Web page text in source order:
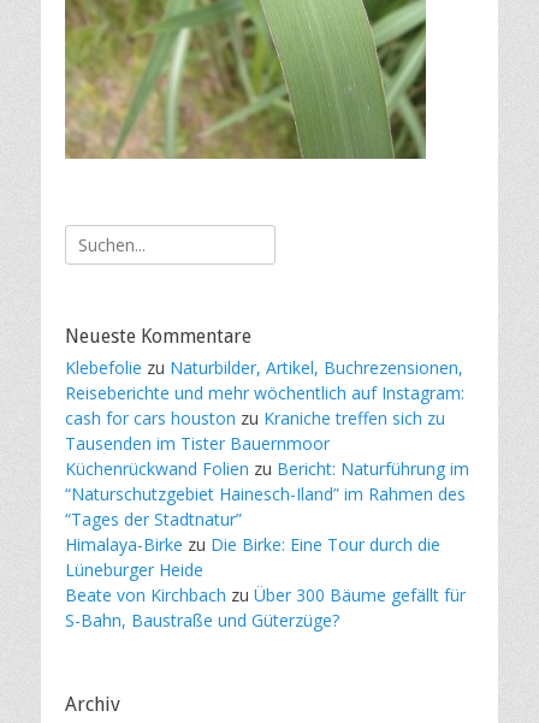
Suche
nach:
Neueste Kommentare
Klebefolie zu Naturbilder, Artikel, Buchrezensionen,
Reiseberichte und mehr wöchentlich auf Instagram:
cash for cars houston zu Kraniche treffen sich zu
Tausenden im Tister Bauernmoor
Küchenrückwand Folien zu Bericht: Naturführung im
“Naturschutzgebiet Hainesch-Iland” im Rahmen des
“Tages der Stadtnatur”
Himalaya-Birke zu Die Birke: Eine Tour durch die
Lüneburger Heide
Beate von Kirchbach zu Über 300 Bäume gefällt für
S-Bahn, Baustraße und Güterzüge?
Archiv